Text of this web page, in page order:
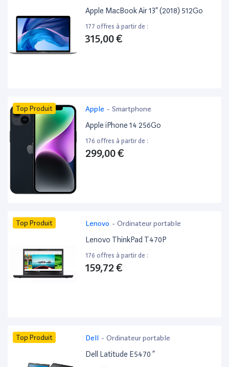
Apple MacBook Air 13” (2018) 512Go
177 offres à partir de :
315,00 €
Top Produit Apple - Smartphone
Apple iPhone 14 256Go
176 offres à partir de :
299,00 €
Top Produit Lenovo - Ordinateur portable
Lenovo ThinkPad T470P
176 offres à partir de :
159,72 €
Top Produit Dell - Ordinateur portable
Dell Latitude E5470 ”